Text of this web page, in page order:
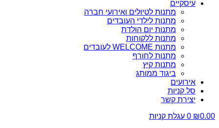
עיסקיים
מתנות לטיולים ואירועי חברה
מתנות לילדי העובדים
מתנות יום הולדת
מתנות ללקוחות
מתנות WELCOME לעובדים
מתנות לחורף
מתנות קיץ
ביגוד ממותג
אירועים
סל קניות
יצירת קשר
₪0.00
0 עגלת קניות